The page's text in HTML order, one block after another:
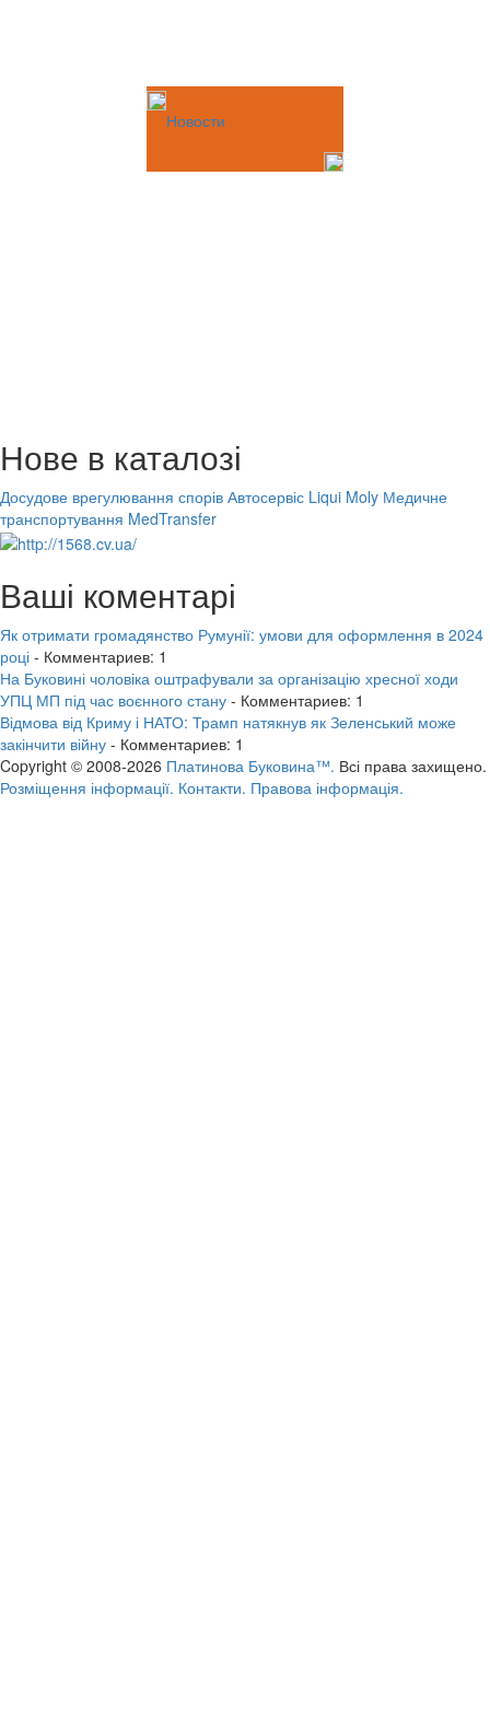
Новости
Нове в каталозі
Досудове врегулювання спорів Автосервіс Liqui Moly Медичне
транспортування MedTransfer
Ваші коментарі
Як отримати громадянство Румунії: умови для оформлення в 2024
році - Комментариев: 1
На Буковині чоловіка оштрафували за організацію хресної ходи
УПЦ МП під час воєнного стану - Комментариев: 1
Відмова від Криму і НАТО: Трамп натякнув як Зеленський може
закінчити війну - Комментариев: 1
Copyright © 2008-2026 Платинова Буковина™. Всі права захищено.
Розміщення інформації. Контакти. Правова інформація.